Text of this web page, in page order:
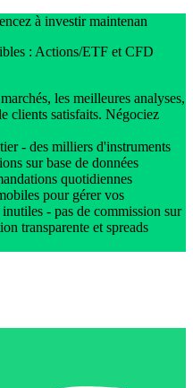
à investir maintenan
: Actions/ETF et CFD
les meilleures analyses,
clients satisfaits. Négociez
- des milliers d'instruments
sur base de données
quotidiennes
pour gérer vos
- pas de commission sur
transparente et spreads